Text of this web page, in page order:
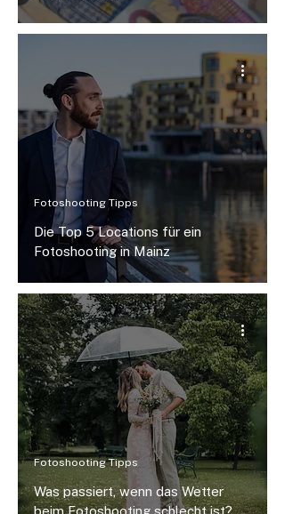
Die Top 5 Locations für ein
Fotoshooting in Mainz
Fotoshooting Tipps
Was passiert, wenn das Wetter
beim Fotoshooting schlecht ist?
Fotoshooting Tipps